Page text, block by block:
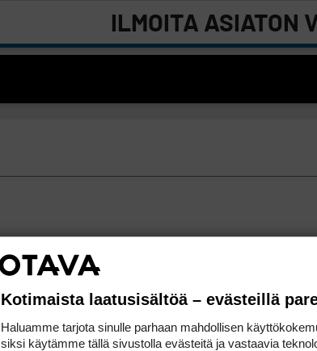
ILMOITA ASIATON
Kotimaista laatusisältöä – evästeillä
Haluamme tarjota sinulle parhaan mahdollisen
siksi käytämme tällä sivustolla evästeitä ja vastaavia